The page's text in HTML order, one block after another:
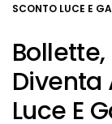
SCONTO LUCE E
Diventa
Luce E